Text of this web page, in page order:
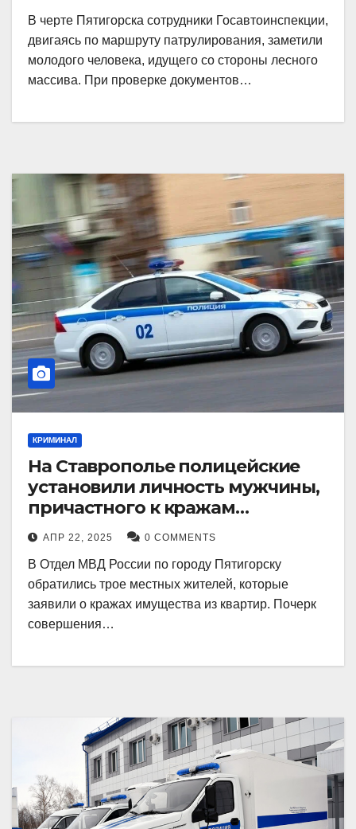
В черте Пятигорска сотрудники Госавтоинспекции,
двигаясь по маршруту патрулирования, заметили
молодого человека, идущего со стороны лесного
массива. При проверке документов…
КРИМИНАЛ
На Ставрополье полицейские
установили личность мужчины,
причастного к кражам
имущества из квартир в
Пятигорске
АПР 22, 2025 0 COMMENTS
В Отдел МВД России по городу Пятигорску
обратились трое местных жителей, которые
заявили о кражах имущества из квартир. Почерк
совершения…